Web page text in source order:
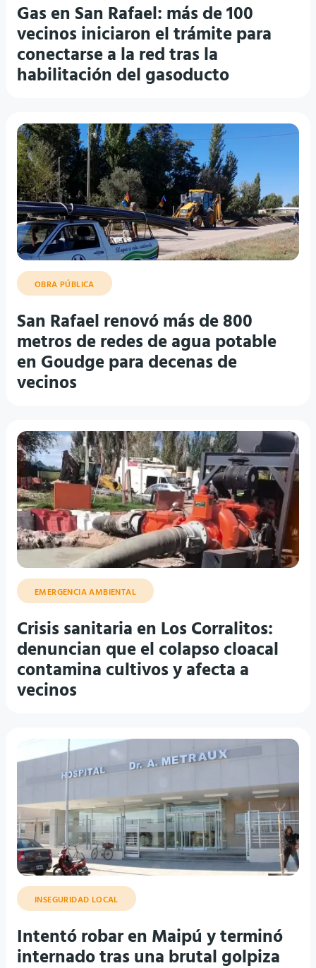
Gas en San Rafael: más de 100
vecinos iniciaron el trámite para
conectarse a la red tras la
habilitación del gasoducto
OBRA PÚBLICA
San Rafael renovó más de 800
metros de redes de agua potable
en Goudge para decenas de
vecinos
EMERGENCIA AMBIENTAL
Crisis sanitaria en Los Corralitos:
denuncian que el colapso cloacal
contamina cultivos y afecta a
vecinos
INSEGURIDAD LOCAL
Intentó robar en Maipú y terminó
internado tras una brutal golpiza